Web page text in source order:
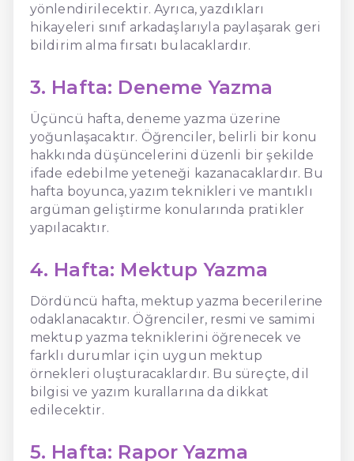
yönlendirilecektir. Ayrıca, yazdıkları
hikayeleri sınıf arkadaşlarıyla paylaşarak geri
bildirim alma fırsatı bulacaklardır.
3. Hafta: Deneme Yazma
Üçüncü hafta, deneme yazma üzerine
yoğunlaşacaktır. Öğrenciler, belirli bir konu
hakkında düşüncelerini düzenli bir şekilde
ifade edebilme yeteneği kazanacaklardır. Bu
hafta boyunca, yazım teknikleri ve mantıklı
argüman geliştirme konularında pratikler
yapılacaktır.
4. Hafta: Mektup Yazma
Dördüncü hafta, mektup yazma becerilerine
odaklanacaktır. Öğrenciler, resmi ve samimi
mektup yazma tekniklerini öğrenecek ve
farklı durumlar için uygun mektup
örnekleri oluşturacaklardır. Bu süreçte, dil
bilgisi ve yazım kurallarına da dikkat
edilecektir.
5. Hafta: Rapor Yazma